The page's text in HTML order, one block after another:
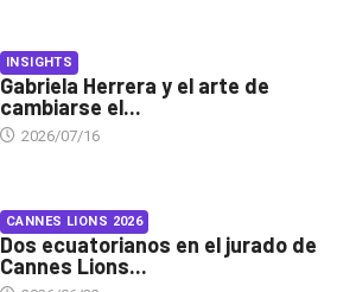
INSIGHTS
Gabriela Herrera y el arte de
cambiarse el...
2026/07/16
CANNES LIONS 2026
Dos ecuatorianos en el jurado de
Cannes Lions...